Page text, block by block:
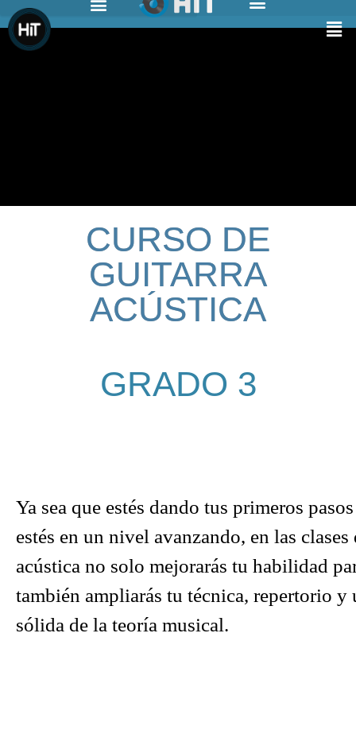
CURSO DE
GUITARRA
ACÚSTICA
GRADO 3
Ya sea que estés dando tus primeros
estés en un nivel avanzando, en las
acústica no solo mejorarás tu habilidad
también ampliarás tu técnica, repertorio y
sólida de la teoría musical.